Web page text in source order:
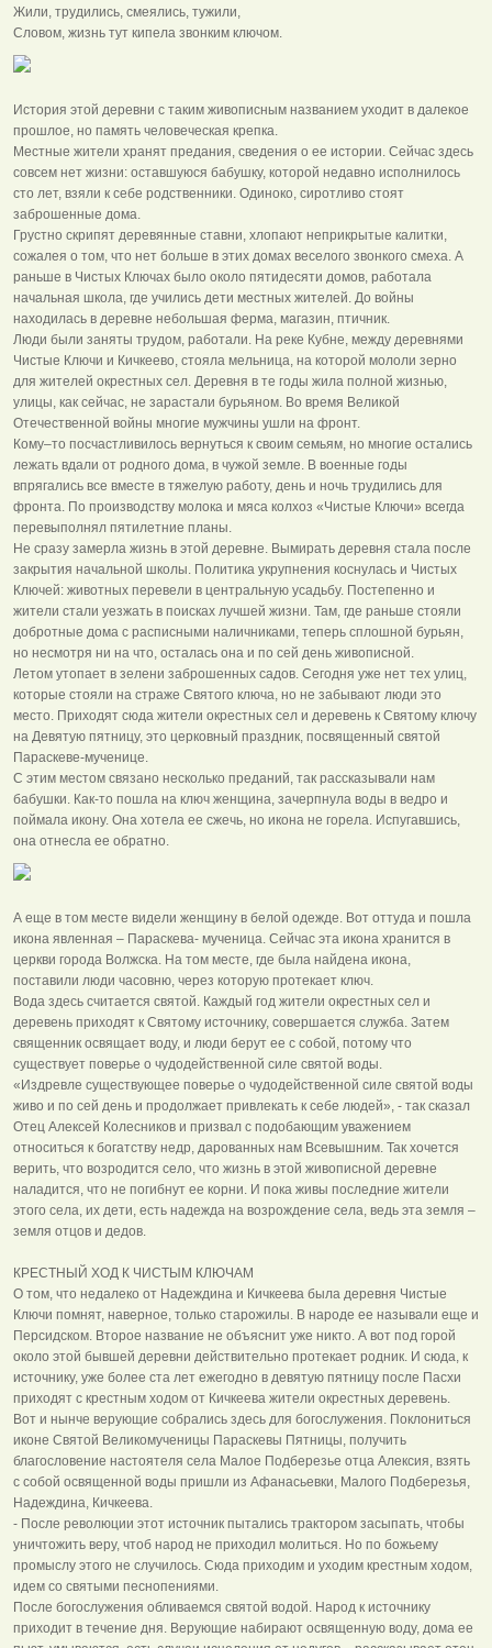
Жили, трудились, смеялись, тужили,
Словом, жизнь тут кипела звонким ключом.
История этой деревни с таким живописным названием уходит в далекое
прошлое, но память человеческая крепка.
Местные жители хранят предания, сведения о ее истории. Сейчас здесь
совсем нет жизни: оставшуюся бабушку, которой недавно исполнилось
сто лет, взяли к себе родственники. Одиноко, сиротливо стоят
заброшенные дома.
Грустно скрипят деревянные ставни, хлопают неприкрытые калитки,
сожалея о том, что нет больше в этих домах веселого звонкого смеха. А
раньше в Чистых Ключах было около пятидесяти домов, работала
начальная школа, где учились дети местных жителей. До войны
находилась в деревне небольшая ферма, магазин, птичник.
Люди были заняты трудом, работали. На реке Кубне, между деревнями
Чистые Ключи и Кичкеево, стояла мельница, на которой мололи зерно
для жителей окрестных сел. Деревня в те годы жила полной жизнью,
улицы, как сейчас, не зарастали бурьяном. Во время Великой
Отечественной войны многие мужчины ушли на фронт.
Кому–то посчастливилось вернуться к своим семьям, но многие остались
лежать вдали от родного дома, в чужой земле. В военные годы
впрягались все вместе в тяжелую работу, день и ночь трудились для
фронта. По производству молока и мяса колхоз «Чистые Ключи» всегда
перевыполнял пятилетние планы.
Не сразу замерла жизнь в этой деревне. Вымирать деревня стала после
закрытия начальной школы. Политика укрупнения коснулась и Чистых
Ключей: животных перевели в центральную усадьбу. Постепенно и
жители стали уезжать в поисках лучшей жизни. Там, где раньше стояли
добротные дома с расписными наличниками, теперь сплошной бурьян,
но несмотря ни на что, осталась она и по сей день живописной.
Летом утопает в зелени заброшенных садов. Сегодня уже нет тех улиц,
которые стояли на страже Святого ключа, но не забывают люди это
место. Приходят сюда жители окрестных сел и деревень к Святому ключу
на Девятую пятницу, это церковный праздник, посвященный святой
Параскеве-мученице.
С этим местом связано несколько преданий, так рассказывали нам
бабушки. Как-то пошла на ключ женщина, зачерпнула воды в ведро и
поймала икону. Она хотела ее сжечь, но икона не горела. Испугавшись,
она отнесла ее обратно.
А еще в том месте видели женщину в белой одежде. Вот оттуда и пошла
икона явленная – Параскева- мученица. Сейчас эта икона хранится в
церкви города Волжска. На том месте, где была найдена икона,
поставили люди часовню, через которую протекает ключ.
Вода здесь считается святой. Каждый год жители окрестных сел и
деревень приходят к Святому источнику, совершается служба. Затем
священник освящает воду, и люди берут ее с собой, потому что
существует поверье о чудодейственной силе святой воды.
«Издревле существующее поверье о чудодейственной силе святой воды
живо и по сей день и продолжает привлекать к себе людей», - так сказал
Отец Алексей Колесников и призвал с подобающим уважением
относиться к богатству недр, дарованных нам Всевышним. Так хочется
верить, что возродится село, что жизнь в этой живописной деревне
наладится, что не погибнут ее корни. И пока живы последние жители
этого села, их дети, есть надежда на возрождение села, ведь эта земля –
земля отцов и дедов.
КРЕСТНЫЙ ХОД К ЧИСТЫМ КЛЮЧАМ
О том, что недалеко от Надеждина и Кичкеева была деревня Чистые
Ключи помнят, наверное, только старожилы. В народе ее называли еще и
Персидском. Второе название не объяснит уже никто. А вот под горой
около этой бывшей деревни действительно протекает родник. И сюда, к
источнику, уже более ста лет ежегодно в девятую пятницу после Пасхи
приходят с крестным ходом от Кичкеева жители окрестных деревень.
Вот и нынче верующие собрались здесь для богослужения. Поклониться
иконе Святой Великомученицы Параскевы Пятницы, получить
благословение настоятеля села Малое Подберезье отца Алексия, взять
с собой освященной воды пришли из Афанасьевки, Малого Подберезья,
Надеждина, Кичкеева.
- После революции этот источник пытались трактором засыпать, чтобы
уничтожить веру, чтоб народ не приходил молиться. Но по божьему
промыслу этого не случилось. Сюда приходим и уходим крестным ходом,
идем со святыми песнопениями.
После богослужения обливаемся святой водой. Народ к источнику
приходит в течение дня. Верующие набирают освященную воду, дома ее